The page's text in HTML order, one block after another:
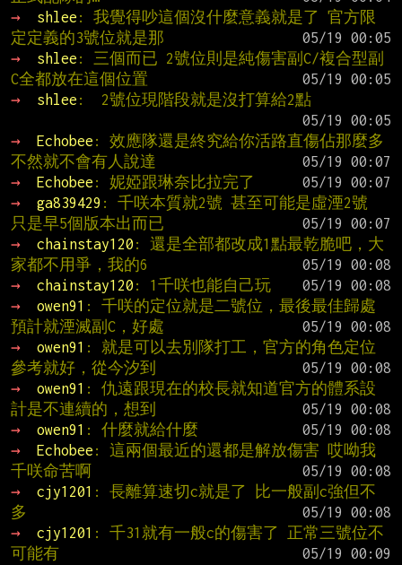
→
shlee : 我覺得吵這個沒什麼意義就是了 官方限
定定義的3號位就是那
→
shlee : 三個而已 2號位則是純傷害副C/複合型副
C全都放在這個位置
→
shlee :  2號位現階段就是沒打算給2點
→
Echobee : 效應隊還是終究給你活路直傷佔那麼多
不然就不會有人說達
→
Echobee : 妮婭跟琳奈比拉完了
→
ga839429 : 千咲本質就2號 甚至可能是虛湮2號
只是早5個版本出而已
→
chainstay120 : 還是全部都改成1點最乾脆吧，大
家都不用爭，我的6
→
chainstay120 : 1千咲也能自己玩
→
owen91 : 千咲的定位就是二號位，最後最佳歸處
預計就湮滅副C，好處
→
owen91 : 就是可以去別隊打工，官方的角色定位
參考就好，從今汐到
→
owen91 : 仇遠跟現在的校長就知道官方的體系設
計是不連續的，想到
→
owen91 : 什麼就給什麼
→
Echobee : 這兩個最近的還都是解放傷害 哎呦我
千咲命苦啊
→
cjy1201 : 長離算速切c就是了 比一般副c強但不
多
→
cjy1201 : 千31就有一般c的傷害了 正常三號位不
可能有